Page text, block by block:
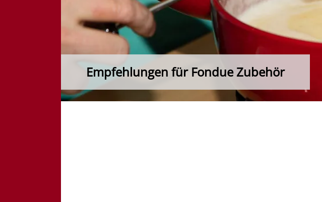
Empfehlungen für Fondue Zubehör